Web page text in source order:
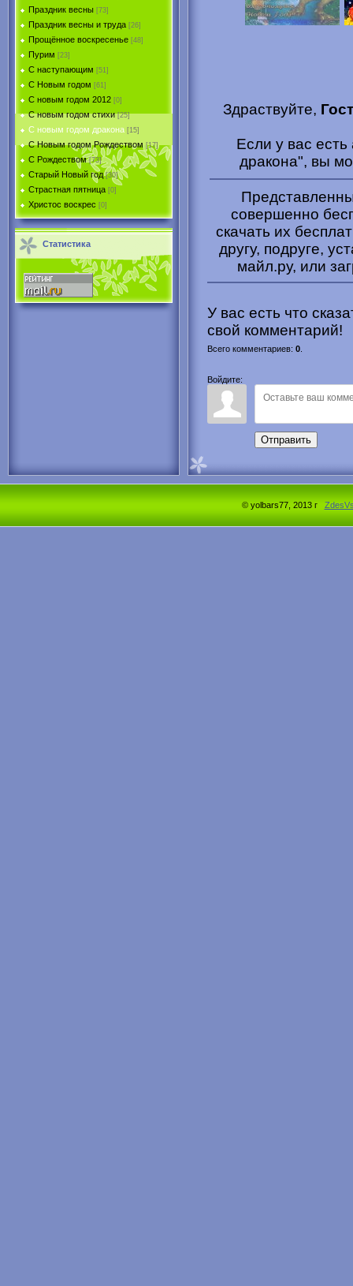
Праздник весны [73]
Праздник весны и труда [26]
Прощённое воскресенье [48]
Пурим [23]
C наступающим [51]
С Новым годом [61]
С новым годом 2012 [0]
С новым годом стихи [25]
С новым годом дракона [15]
C Новым годом Рождеством [17]
С Рождеством [73]
Старый Новый год [30]
Страстная пятница [0]
Христоc воскрес [0]
Статистика
Здраствуйте,
Если у вас
дракона", вы
совершенно
скачать их
другу, подруге,
майл.ру, или
У вас есть что
свой комментарий!
Всего комментариев: 0
Войдите:
Отправить
© yolbars77, 2013 г